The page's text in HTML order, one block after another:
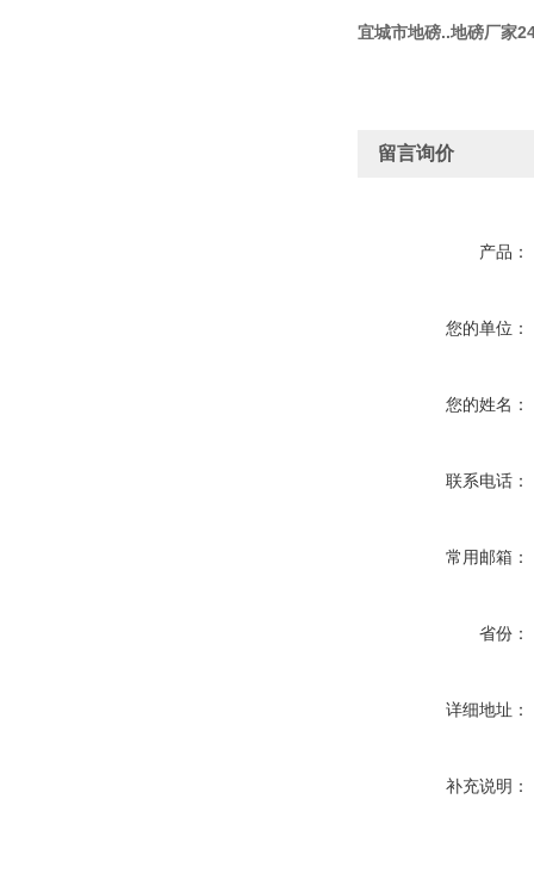
宜城市地磅..地磅厂家
留言询价
产品：
您的单位：
您的姓名：
联系电话：
常用邮箱：
省份：
详细地址：
补充说明：